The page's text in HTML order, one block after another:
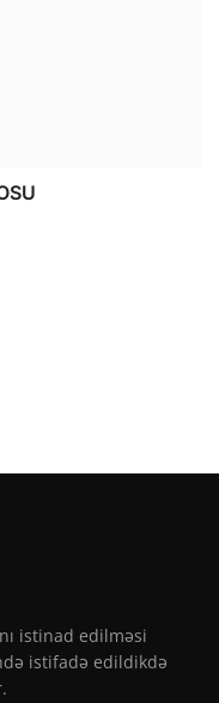
istinad edilməsi
istifadə edildikdə